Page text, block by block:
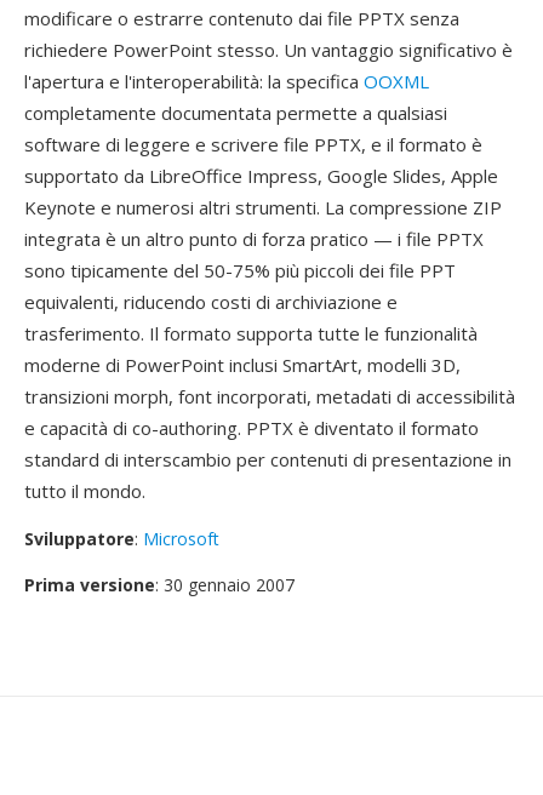
modificare o estrarre contenuto dai file PPTX senza
richiedere PowerPoint stesso. Un vantaggio significativo è
l'apertura e l'interoperabilità: la specifica OOXML
completamente documentata permette a qualsiasi
software di leggere e scrivere file PPTX, e il formato è
supportato da LibreOffice Impress, Google Slides, Apple
Keynote e numerosi altri strumenti. La compressione ZIP
integrata è un altro punto di forza pratico — i file PPTX
sono tipicamente del 50-75% più piccoli dei file PPT
equivalenti, riducendo costi di archiviazione e
trasferimento. Il formato supporta tutte le funzionalità
moderne di PowerPoint inclusi SmartArt, modelli 3D,
transizioni morph, font incorporati, metadati di accessibilità
e capacità di co-authoring. PPTX è diventato il formato
standard di interscambio per contenuti di presentazione in
tutto il mondo.
Sviluppatore: Microsoft
Prima versione: 30 gennaio 2007